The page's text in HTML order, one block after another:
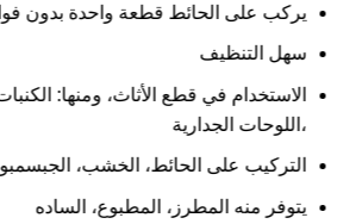
يركب على الحائط قطعة واحدة بدون
سهل التنظيف
الاستخدام في قطع الأثاث، ومنها:
،اللوحات الجدارية
التركيب على الحائط، الخشب،
يتوفر منه المطرز، المطبوع، الساده